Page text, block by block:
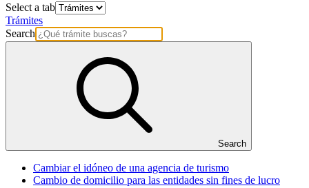
Select a tab
Trámites
Search
Search
Cambiar el idóneo de una agencia de turismo
Cambio de domicilio para las entidades sin fines de lucro